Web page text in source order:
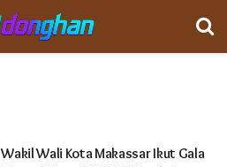
Wakil Wali Kota Makassar Ikut Gala